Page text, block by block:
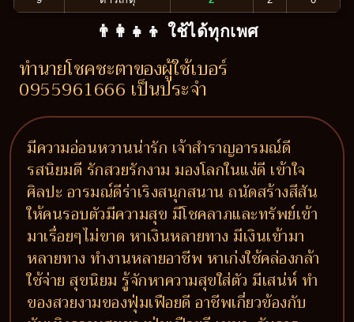
👨‍👩‍👧‍👦 ใช้ได้ทุกเพศ
ทำนายโชคชะตาของผู้ใช้เบอร์
0955961666 เป็นประจำ
มีความอ่อนหวานน่ารัก เจ้าสำราญอารมณ์ดี
รสนิยมดี รักสวยรักงาม มองโลกในแง่ดี เข้าใจ
ศิลปะ อารมณ์ดีร่าเริงสนุกสนาน ถนัดสร้างสีสัน
ให้คนรอบตัวมีความสุข มีโชคลาภและทรัพย์เข้า
มาเรื่อยๆไม่ขาด หาเงินหลายทาง มีเงินเข้ามา
หลายทาง ทำงานหลายอาชีพ หาเก่งใช้คล่องกล้า
ใช้จ่าย สุขนิยม รู้จักหาความสุขใส่ตัว มีเสน่ห์ ทำ
ของสวยงามของฟุ่มเฟือยดี อาชีพเกี่ยวข้องกับ